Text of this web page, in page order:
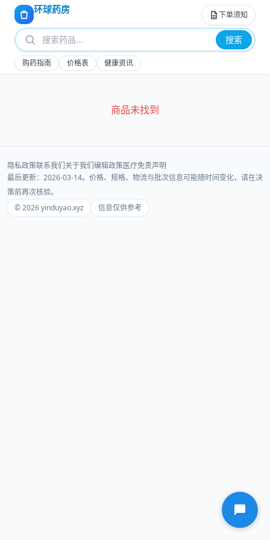
环球药房 下单须知
搜索
购药指南 价格表 健康资讯
商品未找到
隐私政策联系我们关于我们编辑政策医疗免责声明
最后更新：2026-03-14。价格、规格、物流与批次信息可能随时间变化，请在决
策前再次核验。
© 2026 yinduyao.xyz
信息仅供参考